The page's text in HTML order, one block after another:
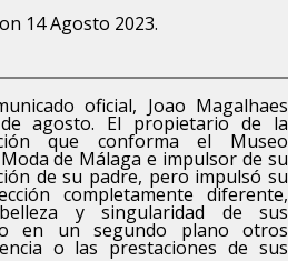
14 Agosto 2023.
oficial, Joao Magalhaes
agosto. El propietario de la
que conforma el Museo
de Málaga e impulsor de su
de su padre, pero impulsó su
completamente diferente,
y singularidad de sus
en un segundo plano otros
o las prestaciones de sus